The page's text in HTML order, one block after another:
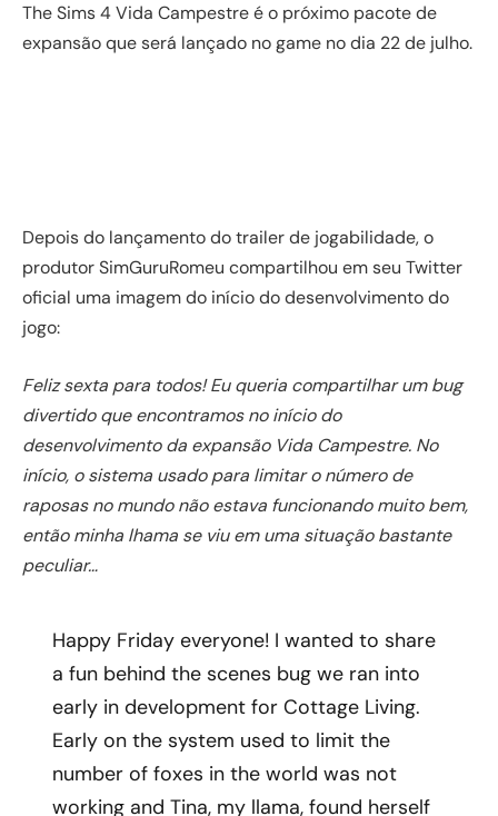
The Sims 4 Vida Campestre é o próximo pacote de
expansão que será lançado no game no dia 22 de julho.
Depois do lançamento do trailer de jogabilidade, o
produtor SimGuruRomeu compartilhou em seu Twitter
oficial uma imagem do início do desenvolvimento do
jogo:
Feliz sexta para todos! Eu queria compartilhar um bug
divertido que encontramos no início do
desenvolvimento da expansão Vida Campestre. No
início, o sistema usado para limitar o número de
raposas no mundo não estava funcionando muito bem,
então minha lhama se viu em uma situação bastante
peculiar…
Happy Friday everyone! I wanted to share
a fun behind the scenes bug we ran into
early in development for Cottage Living.
Early on the system used to limit the
number of foxes in the world was not
working and Tina, my llama, found herself